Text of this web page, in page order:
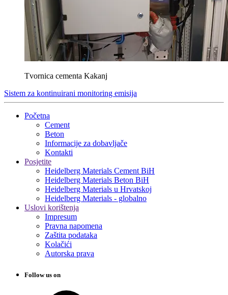
Tvornica cementa Kakanj
Sistem za kontinuirani monitoring emisija
Početna
Cement
Beton
Informacije za dobavljače
Kontakti
Posjetite
Heidelberg Materials Cement BiH
Heidelberg Materials Beton BiH
Heidelberg Materials u Hrvatskoj
Heidelberg Materials - globalno
Uslovi korištenja
Impresum
Pravna napomena
Zaštita podataka
Kolačići
Autorska prava
Follow us on